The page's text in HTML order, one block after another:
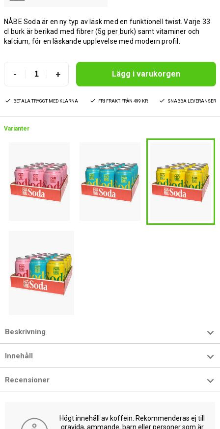
NÅBE Soda är en ny typ av läsk med en funktionell twist. Varje 33
cl burk är berikad med fibrer (5g per burk) samt vitaminer och
kalcium, för en läskande upplevelse med modern profil.
- + Lägg i varukorgen
BETALA TRYGGT MED KLARNA FRI FRAKT FRÅN 499 KR SNABBA LEVERANSER
Varianter
Beskrivning
Innehåll
Recensioner
Högt innehåll av koffein. Rekommenderas ej till
gravida, ammande, barn eller personer som är